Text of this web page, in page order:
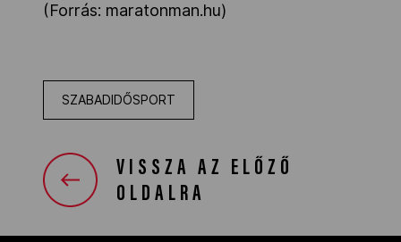
(Forrás: maratonman.hu)
SZABADIDŐSPORT
VISSZA AZ ELŐZŐ
OLDALRA